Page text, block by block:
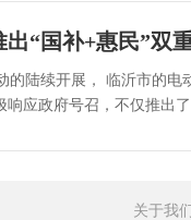
“国补+惠民”双
的陆续开展， 临沂市的
响应政府号召，不仅推出
关于我